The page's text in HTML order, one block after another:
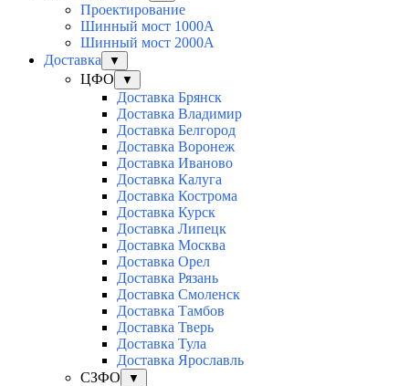
Проектирование
Шинный мост 1000А
Шинный мост 2000А
Доставка
▼
ЦФО ▼
Доставка Брянск
Доставка Владимир
Доставка Белгород
Доставка Воронеж
Доставка Иваново
Доставка Калуга
Доставка Кострома
Доставка Курск
Доставка Липецк
Доставка Москва
Доставка Орел
Доставка Рязань
Доставка Смоленск
Доставка Тамбов
Доставка Тверь
Доставка Тула
Доставка Ярославль
СЗФО
▼